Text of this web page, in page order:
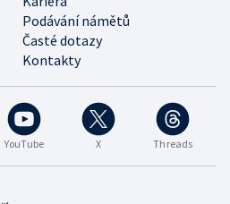
Podávání námětů
Časté dotazy
Kontakty
YouTube X Threads